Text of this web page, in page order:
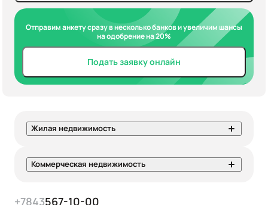
Отправим анкету сразу в несколько банков и увеличим шансы
на одобрение на 20%
Подать заявку онлайн
Жилая недвижимость
Коммерческая недвижимость
+7843567-10-00